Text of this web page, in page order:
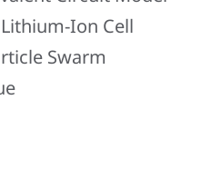
Ion Cell
Swarm